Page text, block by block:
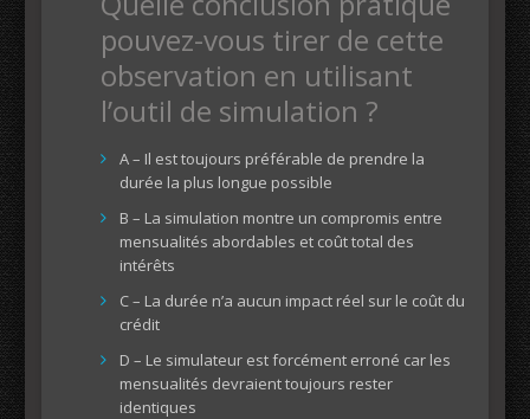
pouvez-vous tirer de cette
observation en utilisant
l’outil de simulation ?
A – Il est toujours préférable de prendre la
durée la plus longue possible
B – La simulation montre un compromis entre
mensualités abordables et coût total des
intérêts
C – La durée n’a aucun impact réel sur le coût du
crédit
D – Le simulateur est forcément erroné car les
mensualités devraient toujours rester
identiques